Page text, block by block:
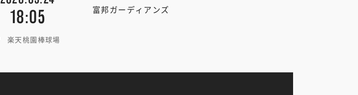
18:05 富邦ガーディアンズ
楽天桃園棒球場